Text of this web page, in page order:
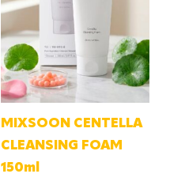
MIXSOON CENTELLA
CLEANSING FOAM
150ml